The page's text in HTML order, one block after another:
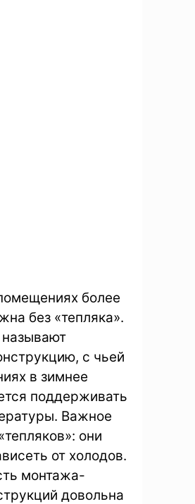
более
без «тепляка».
с чьей
в зимнее
поддерживать
Важное
они
от холодов.
монтажа-
довольна